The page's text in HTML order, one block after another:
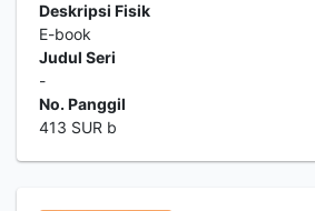
Deskripsi Fisik
E-book
Judul Seri
-
No. Panggil
413 SUR b